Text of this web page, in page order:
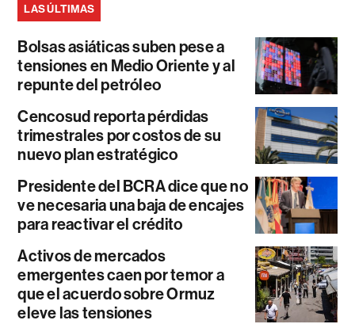
LAS ÚLTIMAS
Bolsas asiáticas suben pese a
tensiones en Medio Oriente y al
repunte del petróleo
Cencosud reporta pérdidas
trimestrales por costos de su
nuevo plan estratégico
Presidente del BCRA dice que no
ve necesaria una baja de encajes
para reactivar el crédito
Activos de mercados
emergentes caen por temor a
que el acuerdo sobre Ormuz
eleve las tensiones